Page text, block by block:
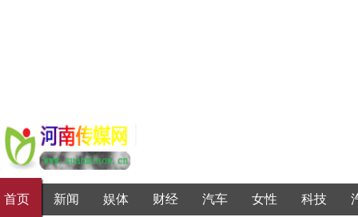
首页 新闻 娱体 财经 汽车 女性 科技